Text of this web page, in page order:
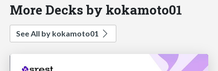
More Decks by kokamoto01
See All by kokamoto01